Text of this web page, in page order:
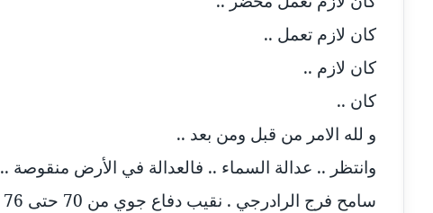
مدونة ايمان عماد
مدونة ايمان قادري
مدونة ايمن موسي
مدونة إيناس عراقي عاملة
كان لازم تعمل ..
كان لازم ..
كان ..
و لله الامر من قبل ومن بعد ..
وانتظر .. عدالة السماء .. فالعدالة في الأرض منقوصة ..
سامح فرج الرادرجي . نقيب دفاع جوي من 70 حتى 76 ،